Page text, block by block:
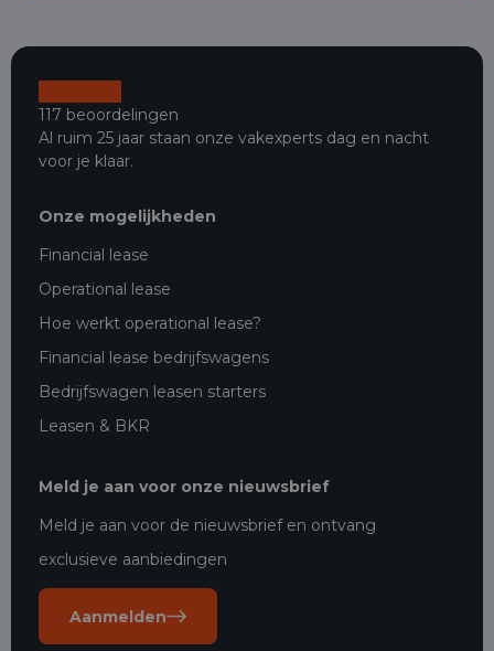
117 beoordelingen
Al ruim 25 jaar staan onze vakexperts dag en nacht
voor je klaar.
Onze mogelijkheden
Financial lease
Operational lease
Hoe werkt operational lease?
Financial lease bedrijfswagens
Bedrijfswagen leasen starters
Leasen & BKR
Meld je aan voor onze nieuwsbrief
Meld je aan voor de nieuwsbrief en ontvang
exclusieve aanbiedingen
Aanmelden